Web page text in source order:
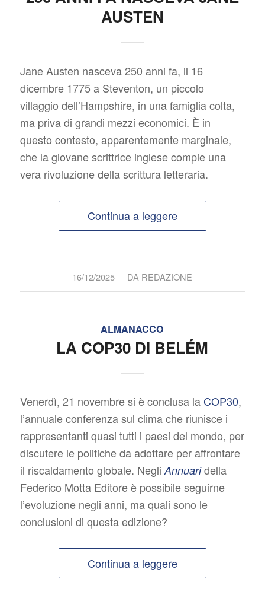
AUSTEN
Jane Austen nasceva 250 anni fa, il 16
dicembre 1775 a Steventon, un piccolo
villaggio dell’Hampshire, in una famiglia colta,
ma priva di grandi mezzi economici. È in
questo contesto, apparentemente marginale,
che la giovane scrittrice inglese compie una
vera rivoluzione della scrittura letteraria.
Continua a leggere
16/12/2025
/ DA REDAZIONE
ALMANACCO
LA COP30 DI BELÉM
Venerdì, 21 novembre si è conclusa la COP30,
l’annuale conferenza sul clima che riunisce i
rappresentanti quasi tutti i paesi del mondo, per
discutere le politiche da adottare per affrontare
il riscaldamento globale. Negli Annuari della
Federico Motta Editore è possibile seguirne
l’evoluzione negli anni, ma quali sono le
conclusioni di questa edizione?
Continua a leggere